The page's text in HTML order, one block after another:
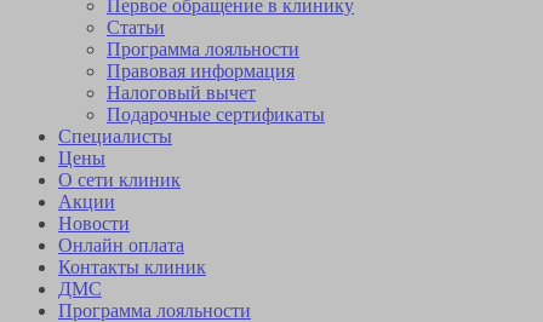
Первое обращение в клинику
Статьи
Программа лояльности
Правовая информация
Налоговый вычет
Подарочные сертификаты
Специалисты
Цены
О сети клиник
Акции
Новости
Онлайн оплата
Контакты клиник
ДМС
Программа лояльности